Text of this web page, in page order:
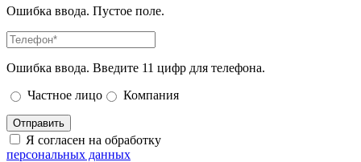
Ошибка ввода. Пустое поле.
Ошибка ввода. Введите 11 цифр для телефона.
Частное лицо
Компания
Отправить
Я согласен на обработку
персональных данных